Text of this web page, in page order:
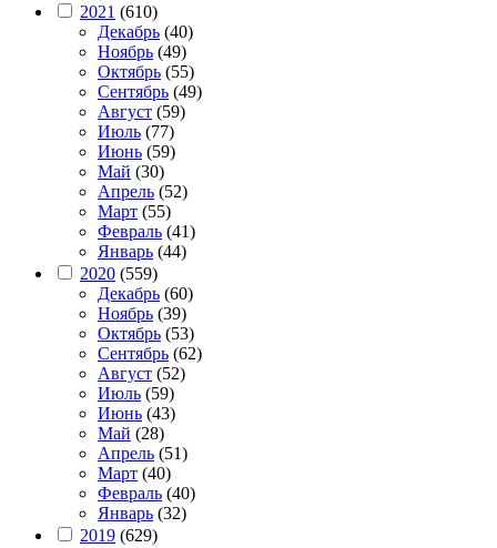
2021 (610)
Декабрь (40)
Ноябрь (49)
Октябрь (55)
Сентябрь (49)
Август (59)
Июль (77)
Июнь (59)
Май (30)
Апрель (52)
Март (55)
Февраль (41)
Январь (44)
2020 (559)
Декабрь (60)
Ноябрь (39)
Октябрь (53)
Сентябрь (62)
Август (52)
Июль (59)
Июнь (43)
Май (28)
Апрель (51)
Март (40)
Февраль (40)
Январь (32)
2019 (629)